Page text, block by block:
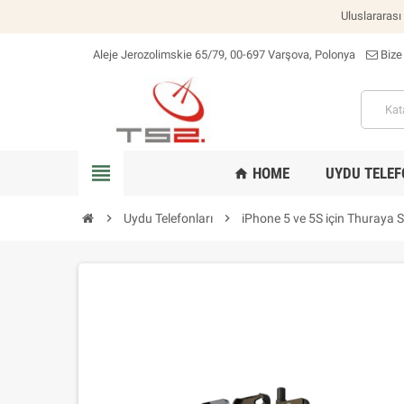
konum_on
Aleje Jerozolimskie 65/79, 00-697 Varşova, Polonya Bize
view_headline home HOME UYDU
chevron_right Uydu Telefonları chevron_right iPhone 5 ve 5S için Thuraya